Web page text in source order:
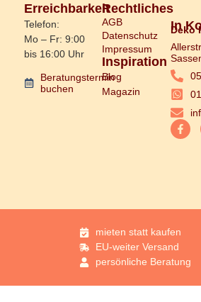
In
Deko
Erreichbarkeit
Telefon:
Mo – Fr: 9:00
bis 16:00 Uhr
Beratungstermin
buchen
Rechtliches
AGB
Datenschutz
Impressum
Inspiration
Blog
Magazin
mieten statt kaufen
EU-weiter Versand
persönliche Beratung